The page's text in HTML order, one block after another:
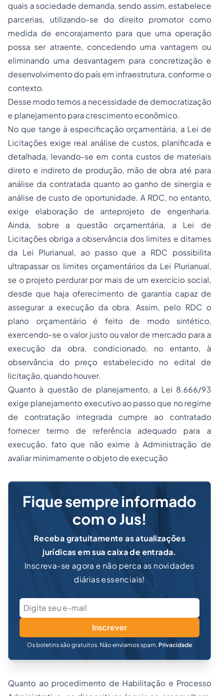
quais a sociedade demanda, sendo assim, estabelece
parcerias, utilizando-se do direito promotor como
medida de encorajamento para que uma operação
possa ser atraente, concedendo uma vantagem ou
eliminando uma desvantagem para concretização e
desenvolvimento do país em infraestrutura, conforme o
contexto.
Desse modo temos a necessidade de democratização
e planejamento para crescimento econômico.
No que tange à especificação orçamentária, a Lei de
Licitações exige real análise de custos, planificada e
detalhada, levando-se em conta custos de materiais
direto e indireto de produção, mão de obra até para
análise da contratada quanto ao ganho de sinergia e
análise de custo de oportunidade. A RDC, no entanto,
exige elaboração de anteprojeto de engenharia.
Ainda, sobre a questão orçamentária, a Lei de
Licitações obriga a observância dos limites e ditames
da Lei Plurianual, ao passo que a RDC possibilita
ultrapassar os limites orçamentários da Lei Plurianual,
se o projeto perdurar por mais de um exercício social,
desde que haja oferecimento de garantia capaz de
assegurar a execução da obra. Assim, pelo RDC o
plano orçamentário é feito de modo sintético,
exercendo-se o valor justo ou valor de mercado para a
execução da obra, condicionado, no entanto, à
observância do preço estabelecido no edital de
licitação, quando houver.
Quanto à questão de planejamento, a Lei 8.666/93
exige planejamento executivo ao passo que no regime
de contratação integrada cumpre ao contratado
fornecer termo de referência adequado para a
execução, fato que não exime à Administração de
avaliar minimamente o objeto de execução
Fique sempre informado
com o Jus!
Receba gratuitamente as atualizações
jurídicas em sua caixa de entrada.
Inscreva-se agora e não perca as novidades
diárias essenciais!
Inscrever
Os boletins são gratuitos. Não enviamos spam. Privacidade
Quanto ao procedimento de Habilitação e Processo